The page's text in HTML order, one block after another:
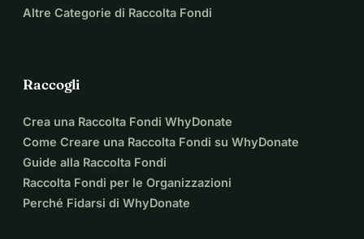
Altre Categorie di Raccolta Fondi
Raccogli
Crea una Raccolta Fondi WhyDonate
Come Creare una Raccolta Fondi su WhyDonate
Guide alla Raccolta Fondi
Raccolta Fondi per le Organizzazioni
Perché Fidarsi di WhyDonate